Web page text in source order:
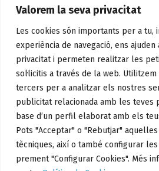
Valorem la seva privacitat
Les cookies són importants per a tu,
experiència de navegació, ens
privacitat i permeten realitzar les
sol·licitis a través de la web.
tercers per a analitzar els nostres
publicitat relacionada amb les teves
base d’un perfil elaborat amb els
Pots "Acceptar" o "Rebutjar"
tècniques, així o també configurar
prement "Configurar Cookies". Més
l’Escola Sant Gervasi de Mollet del
PolÍtica De Privacitat
Avís Legal.
Política de privacitat
Política de cookies
Política de Xarxes Socials